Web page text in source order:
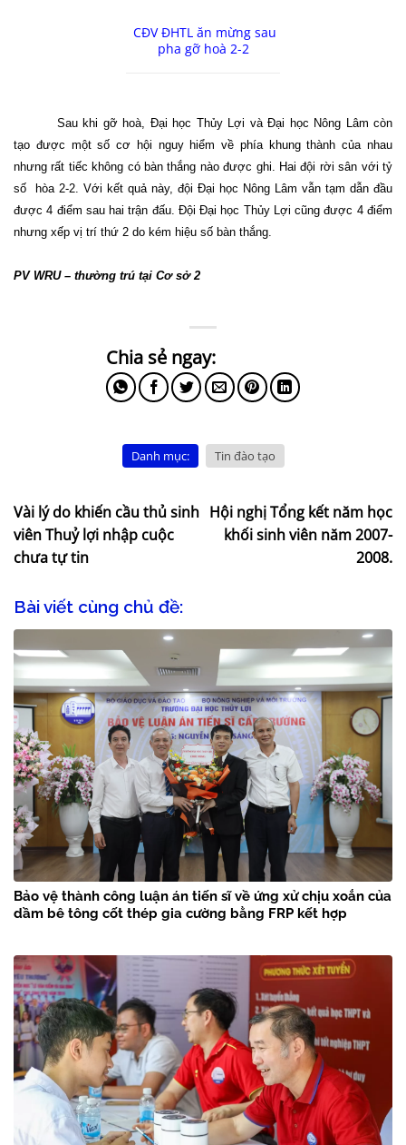
CĐV ĐHTL ăn mừng sau
pha gỡ hoà 2-2
Sau khi gỡ hoà, Đại học Thủy Lợi và Đại học Nông Lâm còn
tạo được một số cơ hội nguy hiểm về phía khung thành của nhau
nhưng rất tiếc không có bàn thắng nào được ghi. Hai đội rời sân với tỷ
số
hòa 2-2. Với kết quả này, đội Đại học Nông Lâm vẫn tạm dẫn đầu
được 4 điểm sau hai trận đấu. Đội Đại học Thủy Lợi cũng được 4 điểm
nhưng xếp vị trí thứ 2 do kém hiệu số bàn thắng.
PV WRU – thường trú tại Cơ sở 2
Danh mục: Tin đào tạo
Vài lý do khiến cầu thủ sinh
viên Thuỷ lợi nhập cuộc
chưa tự tin
Hội nghị Tổng kết năm học
khối sinh viên năm 2007-
2008.
Bài viết cùng chủ đề:
Bảo vệ thành công luận án tiến sĩ về ứng xử chịu xoắn của
dầm bê tông cốt thép gia cường bằng FRP kết hợp